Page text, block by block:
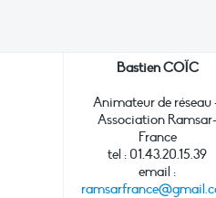
Bastien COÏC
Animateur de réseau
Association
France
tel : 01.43.20.15.39
email :